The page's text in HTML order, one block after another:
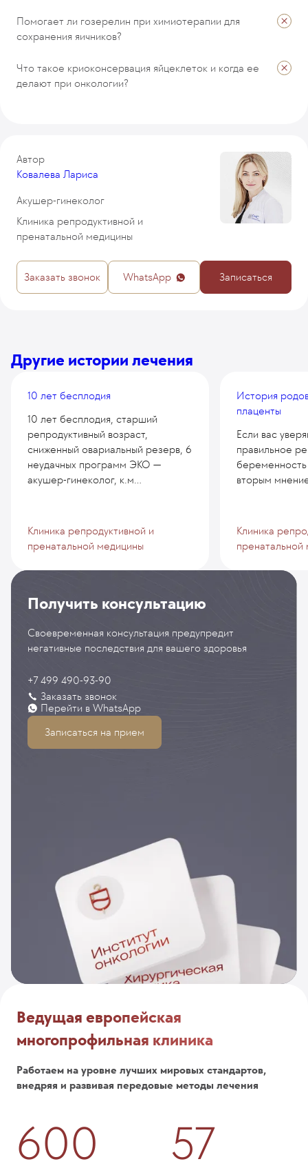
Помогает ли гозерелин при химиотерапии для
сохранения яичников?
Что такое криоконсервация яйцеклеток и когда ее
делают при онкологии?
Автор
Ковалева Лариса
Акушер-гинеколог
Клиника репродуктивной и
пренатальной медицины
Записаться
WhatsApp
Заказать звонок
Другие истории лечения
10 лет бесплодия
10 лет бесплодия, старший
репродуктивный возраст,
сниженный овариальный резерв, 6
неудачных программ ЭКО —
акушер-гинеколог, к.м...
Клиника репродуктивной и
пренатальной медицины
История
плаценты
Если вас
правильное
вторым
Клиника
пренатальной
Получить консультацию
Своевременная консультация предупредит
негативные последствия для вашего здоровья
Записаться на прием
+7 499 490-93-90
Перейти в WhatsApp
Заказать звонок
Ведущая европейская
многопрофильная клиника
Работаем на уровне лучших мировых стандартов,
внедряя и развивая передовые методы лечения
600 57